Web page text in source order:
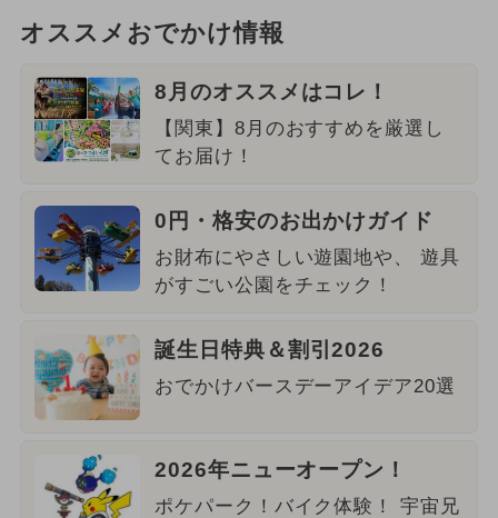
オススメおでかけ情報
8月のオススメはコレ！
【関東】8月のおすすめを厳選し
てお届け！
0円・格安のお出かけガイド
お財布にやさしい遊園地や、 遊具
がすごい公園をチェック！
誕生日特典＆割引2026
おでかけバースデーアイデア20選
2026年ニューオープン！
ポケパーク！バイク体験！ 宇宙兄